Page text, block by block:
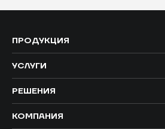
ПРОДУКЦИЯ
УСЛУГИ
РЕШЕНИЯ
КОМПАНИЯ